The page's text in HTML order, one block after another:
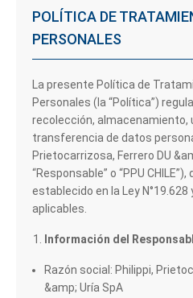
POLÍTICA DE
PERSONALES
La presente Política de
Personales (la “Política”)
recolección, almacenamiento,
transferencia de datos
Prietocarrizosa, Ferrero DU
“Responsable” o “PPU
establecido en la Ley
aplicables.
Información del
Razón social: Philippi,
&amp; Uría SpA